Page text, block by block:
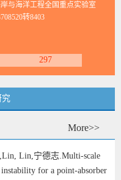
与海洋工程全国重点实验室
转8403
297
究
More>>
Lin,宁德志.Multi-scale
for a point-absorber